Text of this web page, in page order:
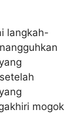
langkah-
mogok